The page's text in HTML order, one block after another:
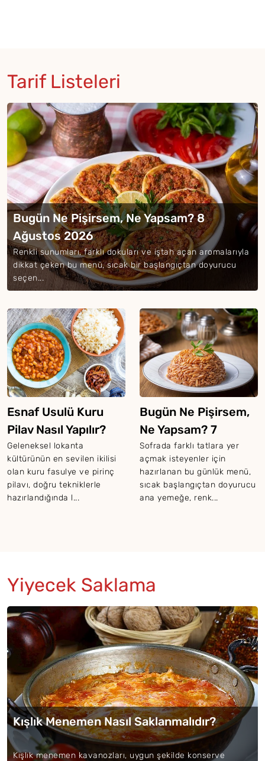
Tarif Listeleri
Bugün Ne Pişirsem, Ne Yapsam? 8
Ağustos 2026
Renkli sunumları, farklı dokuları ve iştah açan aromalarıyla
dikkat çeken bu menü, sıcak bir başlangıçtan doyurucu
seçen...
Esnaf Usulü Kuru
Pilav Nasıl Yapılır?
Geleneksel lokanta
kültürünün en sevilen ikilisi
olan kuru fasulye ve pirinç
pilavı, doğru tekniklerle
hazırlandığında l...
Bugün Ne Pişirsem,
Ne Yapsam? 7
Ağustos 2026
Sofrada farklı tatlara yer
açmak isteyenler için
hazırlanan bu günlük menü,
sıcak başlangıçtan doyurucu
ana yemeğe, renk...
Yiyecek Saklama
Kışlık Menemen Nasıl Saklanmalıdır?
Kışlık menemen kavanozları, uygun şekilde konserve